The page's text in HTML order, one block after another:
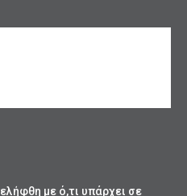
με ό,τι υπάρχει σε